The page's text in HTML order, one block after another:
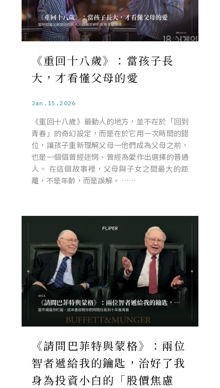
《重回十八歲》：當孩子長
大，才看懂父母的愛
Jan.15.2026
《重回十八歲》最動人的地方，並不在於「回到
青春」的奇幻設定，而是在於它用一次時間的錯
位，讓孩子重新理解父母一他們成為父母之前，
也是一個個曾經迷惘、曾經為愛作出選擇的普通
人。 在這個故事裡，父母與子女之間最大的距
離，不是年齡，而是誤解。 ……
《請問巴菲特與蒙格》：兩位
智者遞給我的鑰匙，治好了我
身為投資小白的「股價焦慮